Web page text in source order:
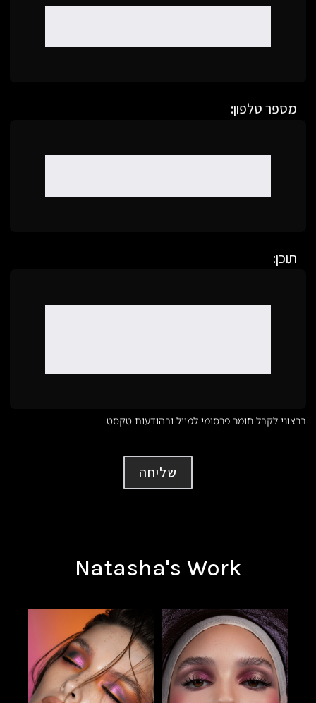
מספר טלפון:
תוכן:
ברצוני לקבל חומר פרסומי למייל ובהודעות טקסט
שליחה
Natasha's Work